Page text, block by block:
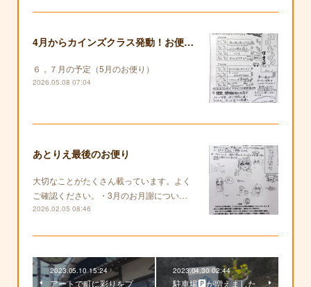
4月からカインズクラス発動！お便りも復活します！
６，７月の予定（5月のお便り）
2026.05.08 07:04
あとりえ最後のお便り
大切なことがたくさん載っています。よく
ご確認ください。・3月のお月謝につい…
2026.02.05 08:46
2023.05.10 15:24
アートで町に彩りをプ
2023.04.30 02:44
駐車場🅿が増えました